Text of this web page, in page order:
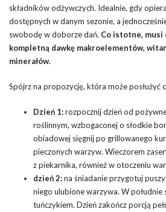
składników odżywczych. Idealnie, gdy
dostępnych w danym sezonie, a
swobodę w doborze dań. Co istotne, musi
kompletną dawkę makroelementów,
minerałów.
Spójrz na propozycję, która może posłużyć
Dzień 1:rozpocznij dzień od
roślinnym, wzbogaconej o słodkie
obiadowej sięgnij po grillowanego
pieczonych warzyw. Wieczorem
z piekarnika, również w otoczeniu
dzień 2:na śniadanie przygotuj
niego ulubione warzywa. W południe
tuńczykiem. Dzień zakończ porcją